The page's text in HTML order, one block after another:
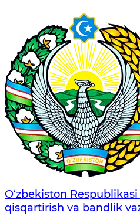
O‘zbekiston
qisqartirish va bandlik